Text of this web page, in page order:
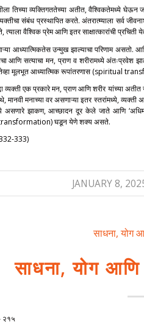
तिच्या व्यक्तिगततेच्या अतीत, वैश्विकतेमध्ये
संबंध प्रस्थापित करते. अंतरात्म्याला सर्व
त्याला वैश्विक प्रेम आणि इतर साक्षात्कारांची
आध्यात्मिकतेस उन्मुख झाल्याचा परिणाम असतो.
आणि सत्याचा मन, प्राण व शरीरामध्ये
तेव्हा मूलभूत आध्यात्मिक रूपांतरणास (spiritual
व्यक्ती एक प्रकारे मन, प्राण आणि शरीर
मनाच्या वर असणाऱ्या इतर स्तरांमध्ये, व्यक्ती
असणारे झाकण, आच्छादन दूर केले जाते आणि
घडून येणे शक्य असते.
333)
JANUARY 8,
/
साधना, योग
साधना, योग
२१५